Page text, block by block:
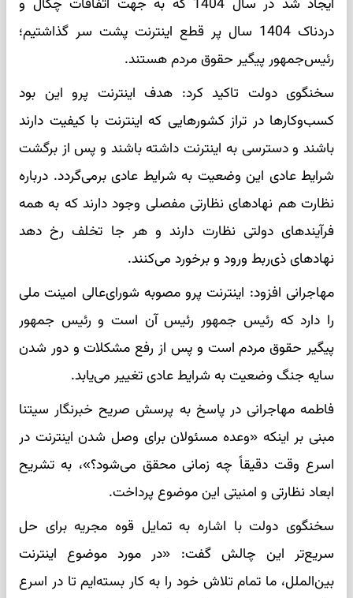
ایجاد شد در سال 1404 که به جهت اتفاقات چگال و
دردناک 1404 سال پر قطع اینترنت پشت سر گذاشتیم؛
رئیس‌جمهور پیگیر حقوق مردم هستند.
سخنگوی دولت تاکید کرد: هدف اینترنت پرو این بود
کسب‌وکارها در تراز کشورهایی که اینترنت با کیفیت دارند
باشند و دسترسی به اینترنت داشته باشند و پس از برگشت
شرایط عادی این وضعیت به شرایط عادی برمی‌گردد. درباره
نظارت هم نهادهای نظارتی مفصلی وجود دارند که به همه
فرآیندهای دولتی نظارت دارند و هر جا تخلف رخ دهد
نهادهای ذی‌ربط ورود و برخورد می‌کنند.
مهاجرانی افزود: اینترنت پرو مصوبه شورای‌عالی امینت ملی
را دارد که رئیس جمهور رئیس آن است و رئیس جمهور
پیگیر حقوق مردم است و پس از رفع مشکلات و دور شدن
سایه جنگ وضعیت به شرایط عادی تغییر می‌یابد.
فاطمه مهاجرانی در پاسخ به پرسش صریح خبرنگار سیتنا
مبنی بر اینکه «وعده مسئولان برای وصل شدن اینترنت در
اسرع وقت دقیقاً چه زمانی محقق می‌شود؟»، به تشریح
ابعاد نظارتی و امنیتی این موضوع پرداخت.
سخنگوی دولت با اشاره به تمایل قوه مجریه برای حل
سریع‌تر این چالش گفت: «در مورد موضوع اینترنت
بین‌الملل، ما تمام تلاش خود را به کار بسته‌ایم تا در اسرع